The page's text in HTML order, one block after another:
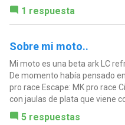
1 respuesta
Sobre mi moto..
Mi moto es una beta ark LC
De momento había pensado
pro race Escape: MK pro race
con jaulas de plata que viene
5 respuestas